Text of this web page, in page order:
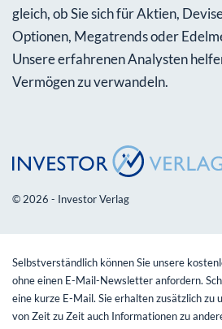
gleich, ob Sie sich für Aktien,
Optionen, Megatrends oder
Unsere erfahrenen Analysten
Vermögen zu verwandeln.
© 2026 - Investor Verlag
Selbstverständlich können Sie unsere
ohne einen E-Mail-Newsletter anfordern.
eine kurze E-Mail. Sie erhalten zusätzlich
von Zeit zu Zeit auch Informationen zu